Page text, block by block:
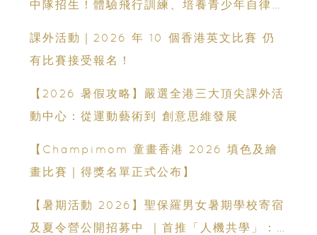
中隊招生！體驗飛行訓練、培養青少年自律與
課外活動｜2026 年 10 個香港英文比賽 仍
有比賽接受報名！
【2026 暑假攻略】嚴選全港三大頂尖課外活
動中心：從運動藝術到 創意思維發展
【Champimom 童畫香港 2026 填色及繪
畫比賽｜得獎名單正式公布】
【暑期活動 2026】聖保羅男女暑期學校寄宿
及夏令營公開招募中 ｜首推「人機共學」：